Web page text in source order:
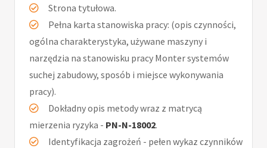
Strona tytułowa.
Pełna karta stanowiska pracy: (opis czynności,
ogólna charakterystyka, używane maszyny i
narzędzia na stanowisku pracy Monter systemów
suchej zabudowy, sposób i miejsce wykonywania
pracy).
Dokładny opis metody wraz z matrycą
mierzenia ryzyka - PN-N-18002.
Identyfikacja zagrożeń - pełen wykaz czynników